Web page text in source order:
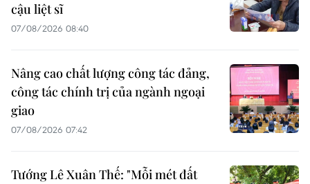
cậu liệt sĩ
07/08/2026 08:40
Nâng cao chất lượng công tác đảng,
công tác chính trị của ngành ngoại
giao
07/08/2026 07:42
Tướng Lê Xuân Thế: "Mỗi mét đất